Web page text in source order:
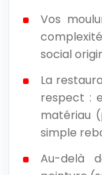
Vos
social
La
respect :
matériau
simple
Au-delà